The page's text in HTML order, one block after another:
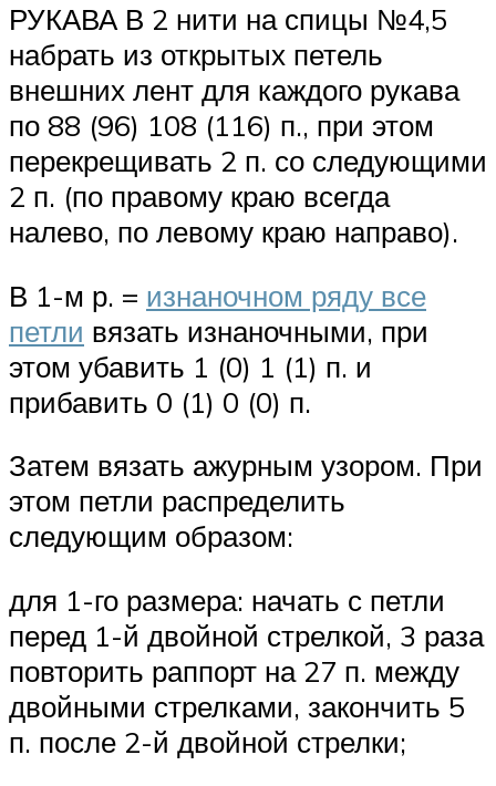
РУКАВА В 2 нити на спицы №4,5
набрать из открытых петель
внешних лент для каждого рукава
по 88 (96) 108 (116) п., при этом
перекрещивать 2 п. со следующими
2 п. (по правому краю всегда
налево, по левому краю направо).
В 1-м р. = изнаночном ряду все
петли вязать изнаночными, при
этом убавить 1 (0) 1 (1) п. и
прибавить 0 (1) 0 (0) п.
Затем вязать ажурным узором. При
этом петли распределить
следующим образом:
для 1-го размера: начать с петли
перед 1-й двойной стрелкой, 3 раза
повторить раппорт на 27 п. между
двойными стрелками, закончить 5
п. после 2-й двойной стрелки;